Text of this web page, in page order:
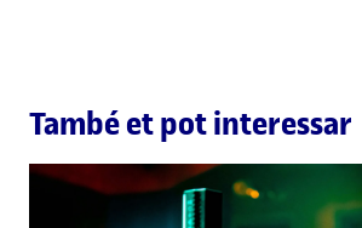
També et pot interessar